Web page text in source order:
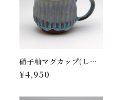
硝子釉マグカップ(しのぎ)
¥4,950